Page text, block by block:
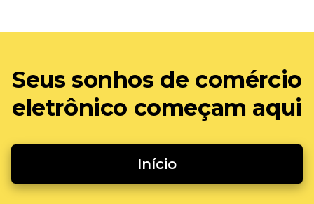
Seus sonhos de comércio
eletrônico começam aqui
Início